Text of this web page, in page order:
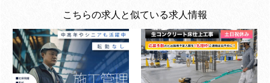
こちらの求人と似ている求人情報